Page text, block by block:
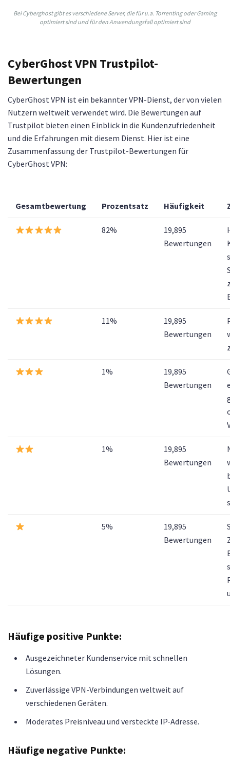
Bei Cyberghost gibt es verschiedene Server, die für u.a. Torrenting oder Gaming
optimiert sind und für den Anwendungsfall optimiert sind
CyberGhost VPN Trustpilot-
Bewertungen
CyberGhost VPN ist ein bekannter VPN-Dienst, der von vielen
Nutzern weltweit verwendet wird. Die Bewertungen auf
Trustpilot bieten einen Einblick in die Kundenzufriedenheit
und die Erfahrungen mit diesem Dienst. Hier ist eine
Zusammenfassung der Trustpilot-Bewertungen für
CyberGhost VPN:
Gesamtbewertung Prozentsatz Häufigkeit
82%
19,895
Bewertungen
11%
19,895
Bewertungen
1%
19,895
Bewertungen
1%
19,895
Bewertungen
5%
19,895
Bewertungen
Häufige positive Punkte:
Ausgezeichneter Kundenservice mit schnellen
Lösungen.
Zuverlässige VPN-Verbindungen weltweit auf
verschiedenen Geräten.
Moderates Preisniveau und versteckte IP-Adresse.
Häufige negative Punkte: